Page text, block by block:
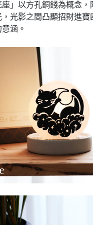
座」以方孔銅錢為概念
光影之間凸顯招財進寶
涵。